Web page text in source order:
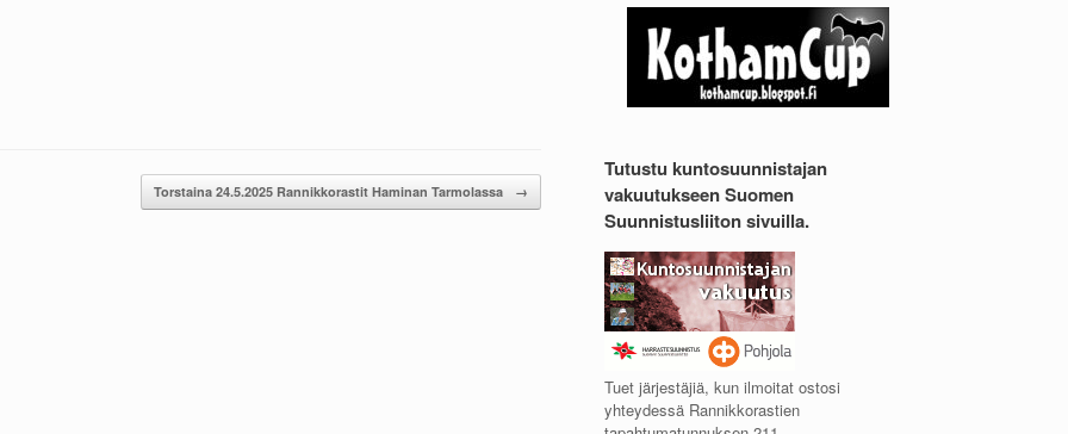
Torstaina 24.5.2025 Rannikkorastit Haminan Tarmolassa →
Tutustu kuntosuunnistajan
vakuutukseen Suomen
Suunnistusliiton sivuilla.
Tuet järjestäjiä, kun ilmoitat ostosi
yhteydessä Rannikkorastien